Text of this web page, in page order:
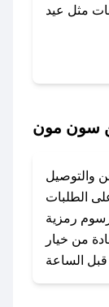
مثل عيد
نوفمبر)،
حتى عروض
على
لإضافته
بسرعة.
### كيفية استخدام كود خصم سون مون؟
1. انسخ كود الخصم من تطبيق صحصح.
2. الصقه في خانة الدفع عند التسوق من سون مون.
سون مون
والتوصيل
الطلبات
رسوم رمزية
من خيار